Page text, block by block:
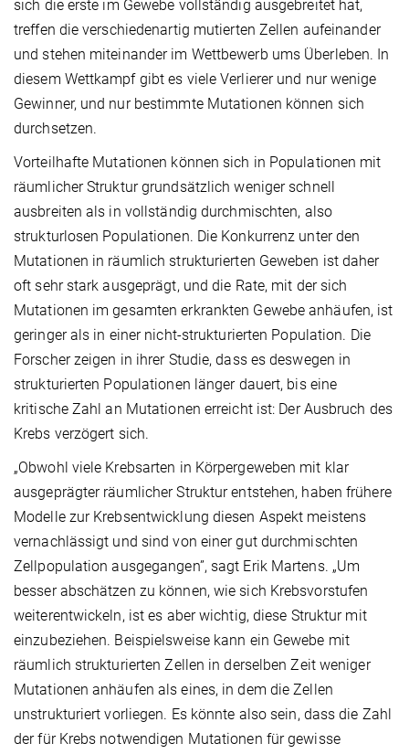
sich die erste im Gewebe vollständig ausgebreitet hat,
treffen die verschiedenartig mutierten Zellen aufeinander
und stehen miteinander im Wettbewerb ums Überleben. In
diesem Wettkampf gibt es viele Verlierer und nur wenige
Gewinner, und nur bestimmte Mutationen können sich
durchsetzen.
Vorteilhafte Mutationen können sich in Populationen mit
räumlicher Struktur grundsätzlich weniger schnell
ausbreiten als in vollständig durchmischten, also
strukturlosen Populationen. Die Konkurrenz unter den
Mutationen in räumlich strukturierten Geweben ist daher
oft sehr stark ausgeprägt, und die Rate, mit der sich
Mutationen im gesamten erkrankten Gewebe anhäufen, ist
geringer als in einer nicht-strukturierten Population. Die
Forscher zeigen in ihrer Studie, dass es deswegen in
strukturierten Populationen länger dauert, bis eine
kritische Zahl an Mutationen erreicht ist: Der Ausbruch des
Krebs verzögert sich.
„Obwohl viele Krebsarten in Körpergeweben mit klar
ausgeprägter räumlicher Struktur entstehen, haben frühere
Modelle zur Krebsentwicklung diesen Aspekt meistens
vernachlässigt und sind von einer gut durchmischten
Zellpopulation ausgegangen”, sagt Erik Martens. „Um
besser abschätzen zu können, wie sich Krebsvorstufen
weiterentwickeln, ist es aber wichtig, diese Struktur mit
einzubeziehen. Beispielsweise kann ein Gewebe mit
räumlich strukturierten Zellen in derselben Zeit weniger
Mutationen anhäufen als eines, in dem die Zellen
unstrukturiert vorliegen. Es könnte also sein, dass die Zahl
der für Krebs notwendigen Mutationen für gewisse